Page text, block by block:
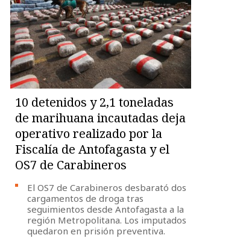
10 detenidos y 2,1 toneladas
de marihuana incautadas deja
operativo realizado por la
Fiscalía de Antofagasta y el
OS7 de Carabineros
El OS7 de Carabineros desbarató dos
cargamentos de droga tras
seguimientos desde Antofagasta a la
región Metropolitana. Los imputados
quedaron en prisión preventiva.